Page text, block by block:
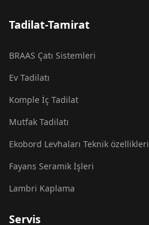
Tadilat-Tamirat
BRAAS Çatı Sistemleri
Ev Tadilatı
Komple İç Tadilat
Mutfak Tadilatı
Ekobord Levhaları Teknik özellikleri
Fayans Seramik İşleri
Lambri Kaplama
Servis